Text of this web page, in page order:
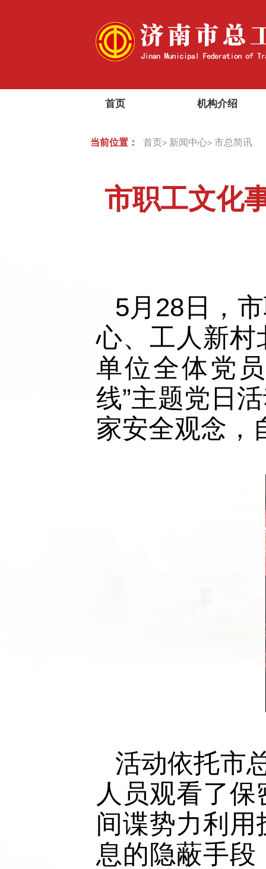
首页 机构介绍
当前位置： 首页> 新闻中心> 市总简讯
市职工文化
5月28日，
心、工人新村
单位全体党
线”主题党日
家安全观念，
活动依托市
人员观看了
间谍势力利
息的隐蔽手